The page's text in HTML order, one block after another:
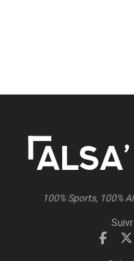
100% Sports, 100%